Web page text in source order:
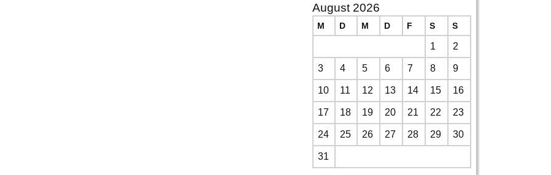
August 2026
M D M D F S S
1 2
3 4 5 6 7 8 9
10 11 12 13 14 15 16
17 18 19 20 21 22 23
24 25 26 27 28 29 30
31